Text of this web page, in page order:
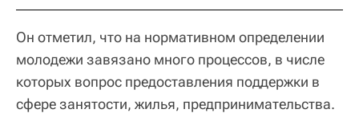
Он отметил, что на нормативном определении
молодежи завязано много процессов, в числе
которых вопрос предоставления поддержки в
сфере занятости, жилья, предпринимательства.